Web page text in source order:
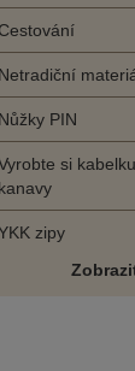
Netradiční
Nůžky PIN
si
kanavy
zipy